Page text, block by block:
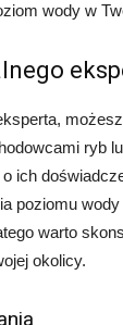
wody w
ryb
ich
poziomu
warto
okolicy.